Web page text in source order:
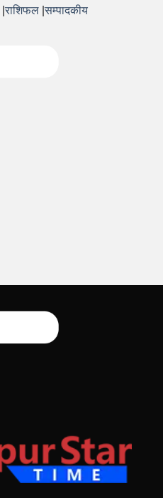
राशिफल सम्पादकीय